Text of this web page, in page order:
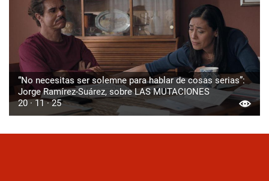
“No necesitas ser solemne para hablar de cosas serias”:
Jorge Ramírez-Suárez, sobre LAS MUTACIONES
20 · 11 · 25